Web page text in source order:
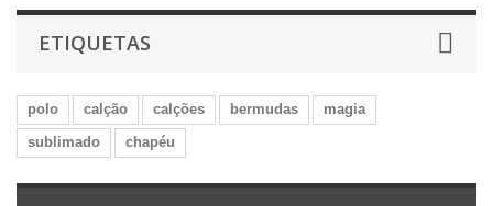
ETIQUETAS
polo calção calções bermudas
magia
sublimado
chapéu